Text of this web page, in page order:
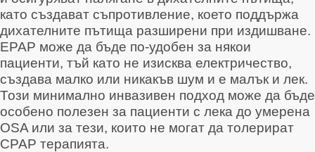
като създават съпротивление, което поддържа
дихателните пътища разширени при издишване.
EPAP може да бъде по-удобен за някои
пациенти, тъй като не изисква електричество,
създава малко или никакъв шум и е малък и лек.
Този минимално инвазивен подход може да бъде
особено полезен за пациенти с лека до умерена
OSA или за тези, които не могат да толерират
CPAP терапията.